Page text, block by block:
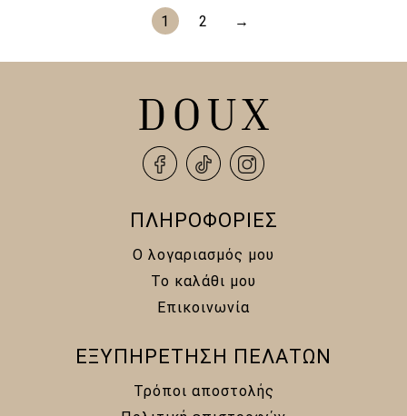
1 2 →
ΠΛΗΡΟΦΟΡΙΕΣ
Ο λογαριασμός μου
Το καλάθι μου
Επικοινωνία
ΕΞΥΠΗΡΕΤΗΣΗ ΠΕΛΑΤΩΝ
Τρόποι αποστολής